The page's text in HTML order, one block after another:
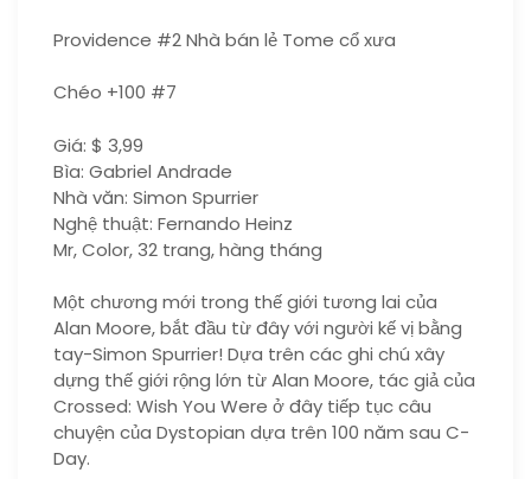
Providence #2 Nhà bán lẻ Tome cổ xưa
Chéo +100 #7
Giá: $ 3,99
Bìa: Gabriel Andrade
Nhà văn: Simon Spurrier
Nghệ thuật: Fernando Heinz
Mr, Color, 32 trang, hàng tháng
Một chương mới trong thế giới tương lai của
Alan Moore, bắt đầu từ đây với người kế vị bằng
tay-Simon Spurrier! Dựa trên các ghi chú xây
dựng thế giới rộng lớn từ Alan Moore, tác giả của
Crossed: Wish You Were ở đây tiếp tục câu
chuyện của Dystopian dựa trên 100 năm sau C-
Day.